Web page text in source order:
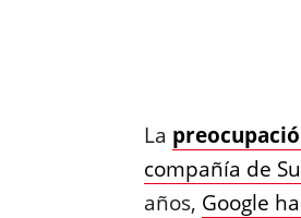
La
compañía de
años, Google